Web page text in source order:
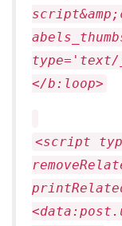
</b:loop>
<script